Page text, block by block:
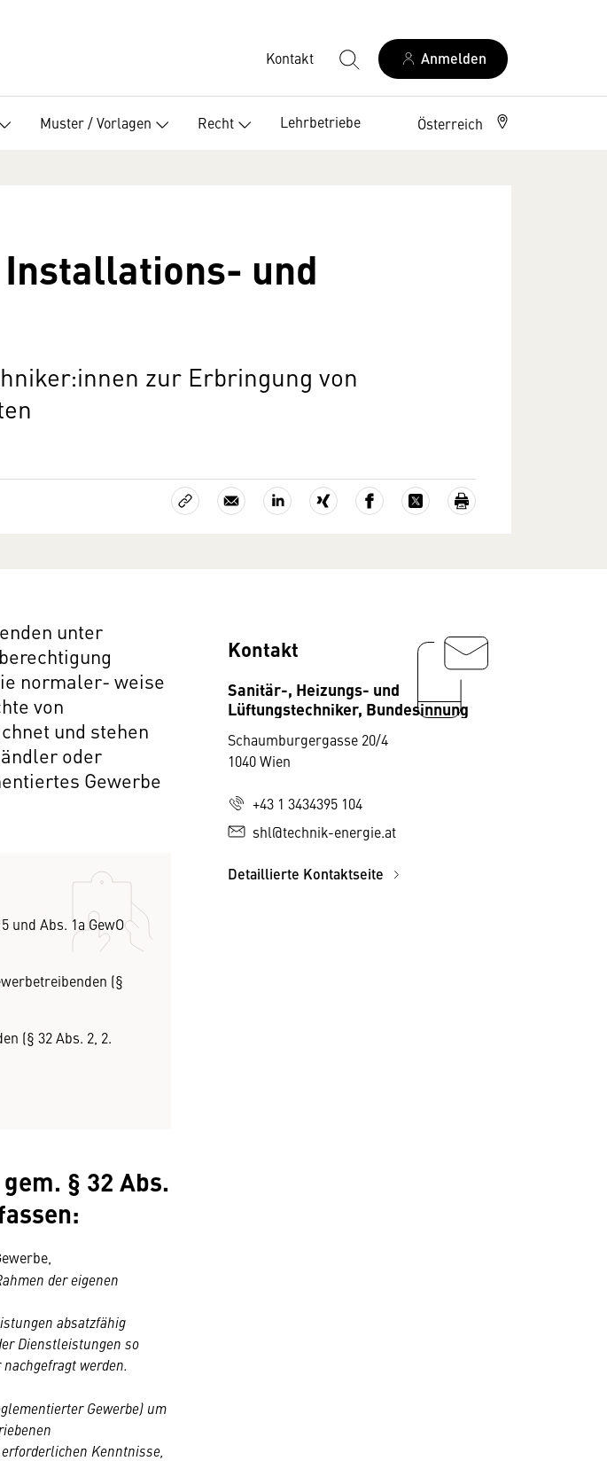
Kontakt Anmelden
Muster / Vorlagen Recht Lehrbetriebe Österreich
und
zur Erbringung von
unter
normaler- weise
von
und stehen
oder
Gewerbe
und Abs. 1a GewO
(§
(§ 32 Abs. 2, 2.
§ 32 Abs.
der eigenen
absatzfähig
Dienstleistungen so
werden.
Gewerbe) um
Kenntnisse,
Kontakt
Sanitär-, Heizungs- und
Lüftungstechniker, Bundesinnung
Schaumburgergasse 20/4
1040 Wien
+43 1 3434395 104
shl@technik-energie.at
Detaillierte Kontaktseite